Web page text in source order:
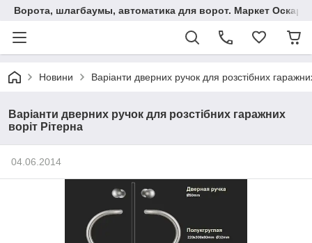
Ворота, шлагбаумы, автоматика для ворот. Маркет Оскар.
Новини Варіанти дверних ручок для розстібних
Варіанти дверних ручок для розстібних гаражних
воріт Рітерна
04.06.2014